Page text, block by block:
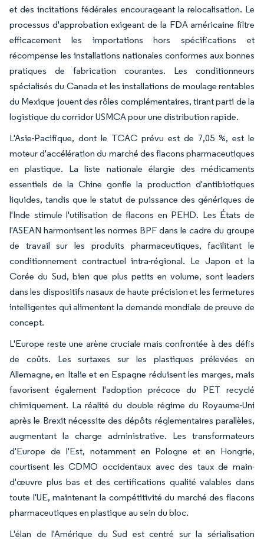
et des incitations fédérales encourageant la relocalisation. Le
processus d'approbation exigeant de la FDA américaine filtre
efficacement les importations hors spécifications et
récompense les installations nationales conformes aux bonnes
pratiques de fabrication courantes. Les conditionneurs
spécialisés du Canada et les installations de moulage rentables
du Mexique jouent des rôles complémentaires, tirant parti de la
logistique du corridor USMCA pour une distribution rapide.
L'Asie-Pacifique, dont le TCAC prévu est de 7,05 %, est le
moteur d'accélération du marché des flacons pharmaceutiques
en plastique. La liste nationale élargie des médicaments
essentiels de la Chine gonfle la production d'antibiotiques
liquides, tandis que le statut de puissance des génériques de
l'Inde stimule l'utilisation de flacons en PEHD. Les États de
l'ASEAN harmonisent les normes BPF dans le cadre du groupe
de travail sur les produits pharmaceutiques, facilitant le
conditionnement contractuel intra-régional. Le Japon et la
Corée du Sud, bien que plus petits en volume, sont leaders
dans les dispositifs nasaux de haute précision et les fermetures
intelligentes qui alimentent la demande mondiale de preuve de
concept.
L'Europe reste une arène cruciale mais confrontée à des défis
de coûts. Les surtaxes sur les plastiques prélevées en
Allemagne, en Italie et en Espagne réduisent les marges, mais
favorisent également l'adoption précoce du PET recyclé
chimiquement. La réalité du double régime du Royaume-Uni
après le Brexit nécessite des dépôts réglementaires parallèles,
augmentant la charge administrative. Les transformateurs
d'Europe de l'Est, notamment en Pologne et en Hongrie,
courtisent les CDMO occidentaux avec des taux de main-
d'œuvre plus bas et des certifications qualité valables dans
toute l'UE, maintenant la compétitivité du marché des flacons
pharmaceutiques en plastique au sein du bloc.
L'élan de l'Amérique du Sud est centré sur la sérialisation